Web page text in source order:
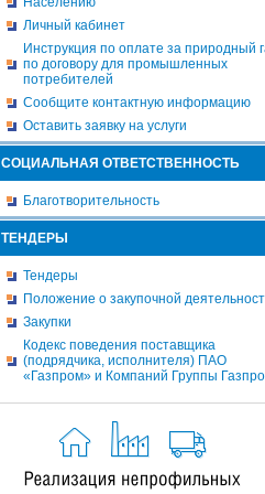
Личный кабинет
Инструкция по оплате за природный
по договору для промышленных
потребителей
Сообщите контактную информацию
Оставить заявку на услуги
СОЦИАЛЬНАЯ ОТВЕТСТВЕННОСТЬ
Благотворительность
ТЕНДЕРЫ
Тендеры
Положение о закупочной
Закупки
Кодекс поведения поставщика
(подрядчика, исполнителя) ПАО
«Газпром» и Компаний Группы